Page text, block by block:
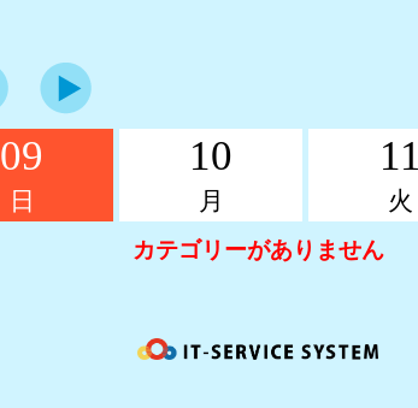
09
日
10
月
11
火
カテゴリーがありません